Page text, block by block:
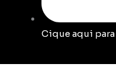
Cique aqui